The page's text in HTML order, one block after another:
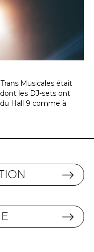
Musicales était
les DJ-sets ont
Hall 9 comme à